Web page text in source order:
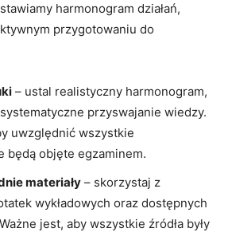
harmonogram działań,
przygotowaniu do
– ustal realistyczny harmonogram,
przyswajanie wiedzy.
uwzględnić wszystkie
będą objęte egzaminem.
materiały – skorzystaj z
wykładowych oraz dostępnych
jest, aby wszystkie źródła były